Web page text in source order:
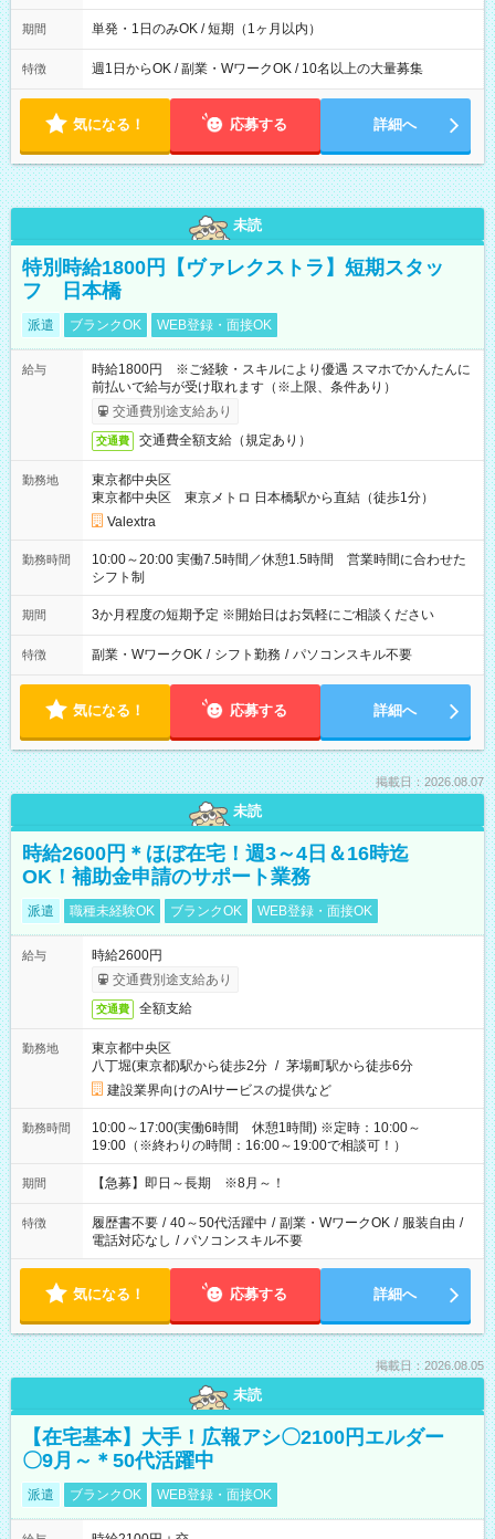
間は 試験により異なります。
期間 単発・1日のみOK / 短期（1ヶ月以内）
特徴 週1日からOK / 副業・WワークOK / 10名以上の大量募集
気になる！ 応募する 詳細へ
未読
特別時給1800円【ヴァレクストラ】短期スタッ
フ 日本橋
派遣 ブランクOK WEB登録・面接OK
給与
時給1800円 ※ご経験・スキルにより優遇 スマホでかんたんに
前払いで給与が受け取れます（※上限、条件あり）
交通費別途支給あり
交通費 交通費全額支給（規定あり）
勤務地
東京都中央区
東京都中央区 東京メトロ 日本橋駅から直結（徒歩1分）
Valextra
勤務時間
10:00～20:00 実働7.5時間／休憩1.5時間 営業時間に合わせた
シフト制
期間 3か月程度の短期予定 ※開始日はお気軽にご相談ください
特徴 副業・WワークOK / シフト勤務 / パソコンスキル不要
気になる！ 応募する 詳細へ
掲載日：2026.08.07
未読
時給2600円＊ほぼ在宅！週3～4日＆16時迄
OK！補助金申請のサポート業務
派遣 職種未経験OK ブランクOK WEB登録・面接OK
給与
時給2600円
交通費別途支給あり
交通費 全額支給
勤務地
東京都中央区
八丁堀(東京都)駅から徒歩2分 / 茅場町駅から徒歩6分
建設業界向けのAIサービスの提供など
勤務時間
10:00～17:00(実働6時間 休憩1時間) ※定時：10:00～
19:00（※終わりの時間：16:00～19:00で相談可！）
期間 【急募】即日～長期 ※8月～！
特徴 履歴書不要 / 40～50代活躍中 / 副業・WワークOK / 服装自由 /
電話対応なし / パソコンスキル不要
気になる！ 応募する 詳細へ
掲載日：2026.08.05
未読
【在宅基本】大手！広報アシ〇2100円エルダー
〇9月～＊50代活躍中
派遣 ブランクOK WEB登録・面接OK